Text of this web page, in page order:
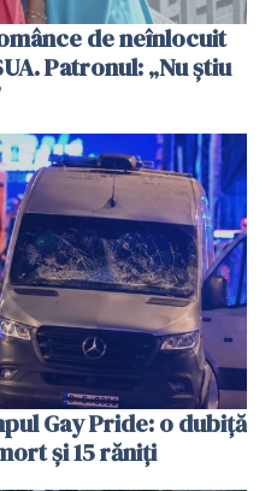
de neînlocuit
Patronul: „Nu știu
Gay Pride: o dubiță
și 15 răniți